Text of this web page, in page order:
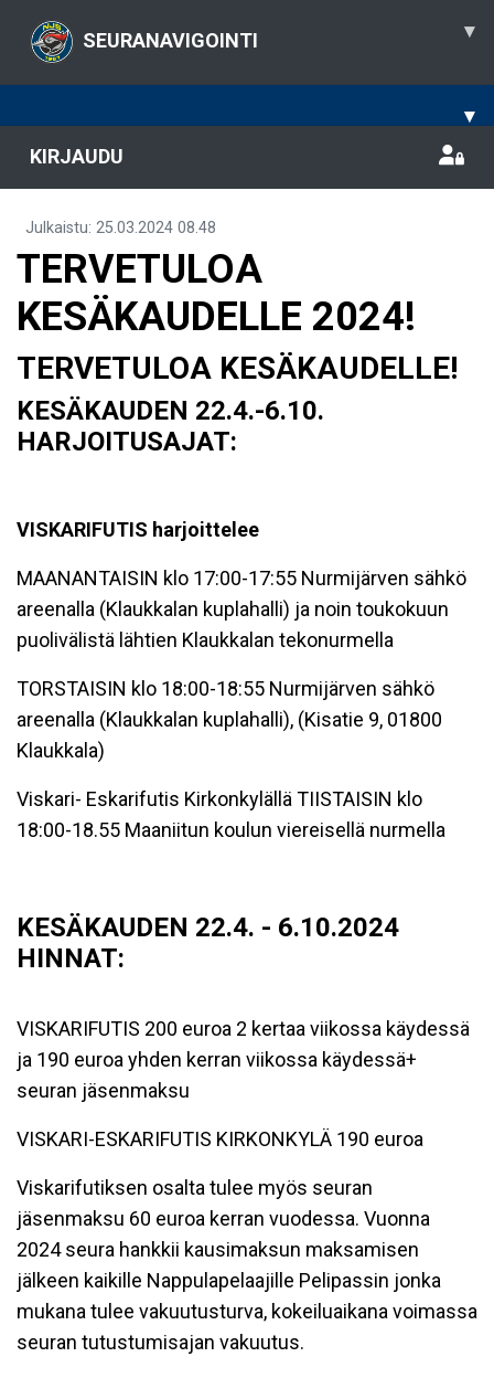
SEURANAVIGOINTI ▾
▾
KIRJAUDU
Julkaistu: 25.03.2024 08.48
TERVETULOA
KESÄKAUDELLE 2024!
TERVETULOA KESÄKAUDELLE!
KESÄKAUDEN 22.4.-6.10.
HARJOITUSAJAT:
VISKARIFUTIS harjoittelee
MAANANTAISIN klo 17:00-17:55 Nurmijärven sähkö
areenalla (Klaukkalan kuplahalli) ja noin toukokuun
puolivälistä lähtien Klaukkalan tekonurmella
TORSTAISIN klo 18:00-18:55 Nurmijärven sähkö
areenalla (Klaukkalan kuplahalli), (Kisatie 9, 01800
Klaukkala)
Viskari- Eskarifutis Kirkonkylällä TIISTAISIN klo
18:00-18.55 Maaniitun koulun viereisellä nurmella
KESÄKAUDEN 22.4. - 6.10.2024
HINNAT:
VISKARIFUTIS 200 euroa 2 kertaa viikossa käydessä
ja 190 euroa yhden kerran viikossa käydessä+
seuran jäsenmaksu
VISKARI-ESKARIFUTIS KIRKONKYLÄ 190 euroa
Viskarifutiksen osalta tulee myös seuran
jäsenmaksu 60 euroa kerran vuodessa. Vuonna
2024 seura hankkii kausimaksun maksamisen
jälkeen kaikille Nappulapelaajille Pelipassin jonka
mukana tulee vakuutusturva, kokeiluaikana voimassa
seuran tutustumisajan vakuutus.